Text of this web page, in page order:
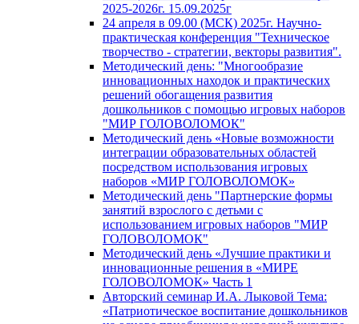
2025-2026г. 15.09.2025г
24 апреля в 09.00 (МСК) 2025г. Научно-
практическая конференция "Техническое
творчество - стратегии, векторы развития".
Методический день: "Многообразие
инновационных находок и практических
решений обогащения развития
дошкольников с помощью игровых наборов
"МИР ГОЛОВОЛОМОК"
Методический день «Новые возможности
интеграции образовательных областей
посредством использования игровых
наборов «МИР ГОЛОВОЛОМОК»
Методический день "Партнерские формы
занятий взрослого с детьми с
использованием игровых наборов "МИР
ГОЛОВОЛОМОК"
Методический день «Лучшие практики и
инновационные решения в «МИРЕ
ГОЛОВОЛОМОК» Часть 1
Авторский семинар И.А. Лыковой Тема:
«Патриотическое воспитание дошкольников